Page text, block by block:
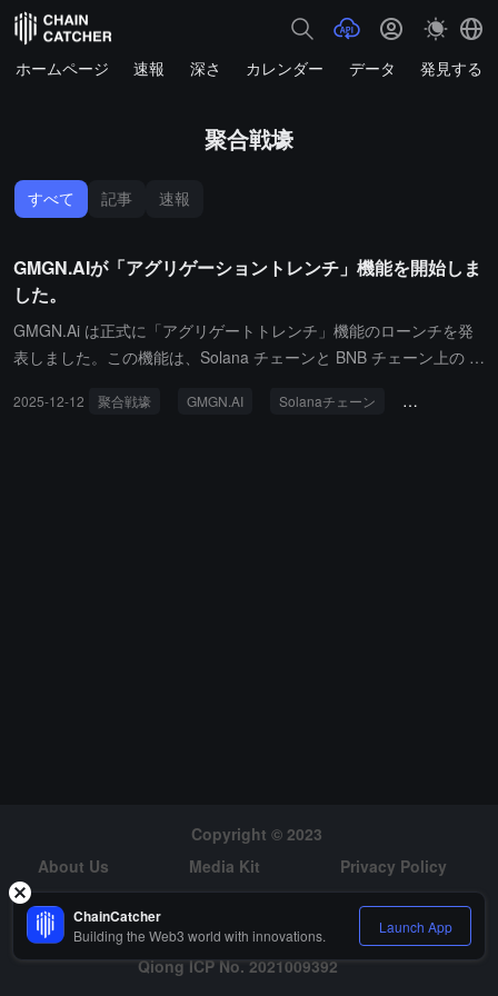
ホームページ 速報 深さ カレンダー データ 発見する
聚合戦壕
すべて 記事 速報
GMGN.AIが「アグリゲーショントレンチ」機能を開始しま
した。
GMGN.Ai は正式に「アグリゲートトレンチ」機能のローンチを発
表しました。この機能は、Solana チェーンと BNB チェーン上の M
ページに統合します。この機能を利用することで、ユーザーは複数
2025-12-12 聚合戦壕 GMGN.AI Solanaチェーン BNBチェーン
Copyright © 2023
About Us
Media Kit
Privacy Policy
Risk Warning
Hiring
Qiong ICP No. 2021009392
ChainCatcher
Building the Web3 world with innovations. Launch App